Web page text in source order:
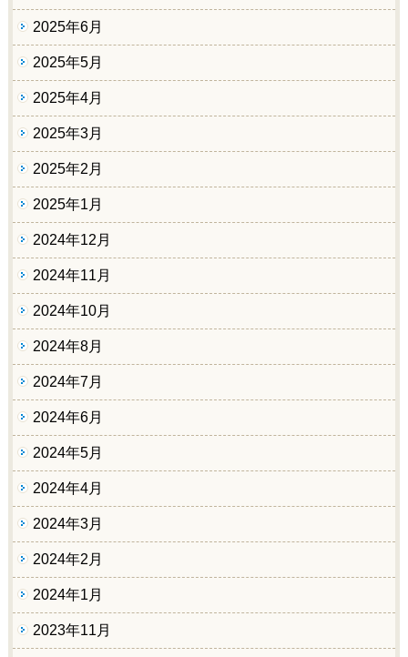
2025年6月
2025年5月
2025年4月
2025年3月
2025年2月
2025年1月
2024年12月
2024年11月
2024年10月
2024年8月
2024年7月
2024年6月
2024年5月
2024年4月
2024年3月
2024年2月
2024年1月
2023年11月